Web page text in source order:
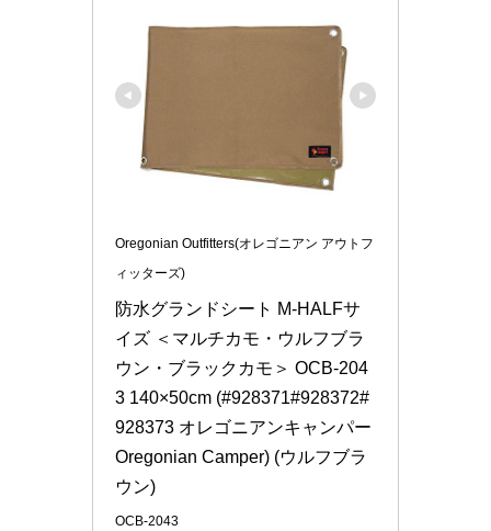
Oregonian Outfitters(オレゴニアン アウトフ
ィッターズ)
防水グランドシート M-HALFサ
イズ ＜マルチカモ・ウルフブラ
ウン・ブラックカモ＞ OCB-204
3 140×50cm (#928371#928372#
928373 オレゴニアンキャンパー
Oregonian Camper) (ウルフブラ
ウン)
OCB-2043